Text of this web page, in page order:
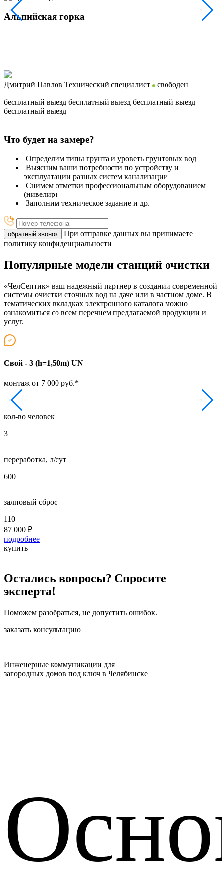
Альпийская горка
Дмитрий Павлов Технический специалист свободен
бесплатный выезд бесплатный выезд бесплатный выезд
бесплатный выезд
Что будет на замере?
Определим типы грунта и уроветь грунтовых вод
Выясним ваши потребности по устройству и
эксплуатации разных систем канализации
Снимем отметки профессиональным оборудованием
(нивелир)
Заполним техническое задание и др.
обратный звонок
При отправке данных вы принимаете
политику конфиденциальности
Популярные модели станций очистки
«ЧелСептик» ваш надежный партнер в создании современной
системы очистки сточных вод на даче или в частном доме. В
тематических вкладках электронного каталога можно
ознакомиться со всем перечнем предлагаемой продукции и
услуг.
Свой - 3 (h=1,50m) UN
монтаж от 7 000 руб.*
кол-во человек
3
переработка, л/сут
600
залповый сброс
110
87 000 ₽
подробнее
купить
Остались вопросы? Спросите
эксперта!
Поможем разобраться, не допустить ошибок.
заказать консультацию
Инженерные коммуникации для
загородных домов под ключ в Челябинске